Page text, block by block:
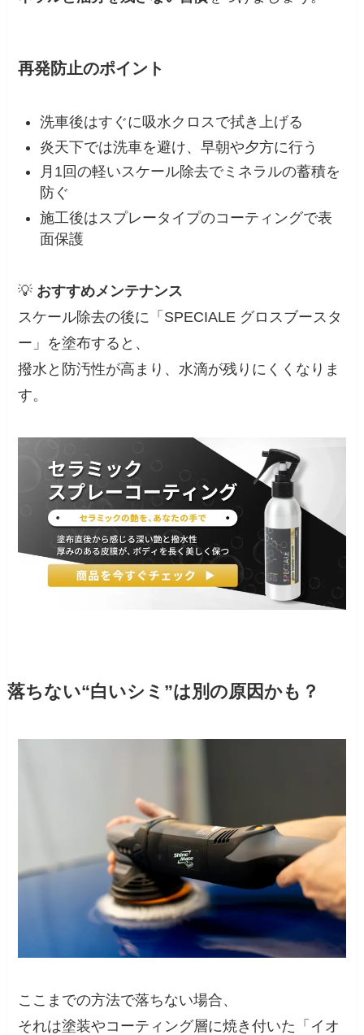
再発防止のポイント
洗車後はすぐに吸水クロスで拭き上げる
炎天下では洗車を避け、早朝や夕方に行う
月1回の軽いスケール除去でミネラルの蓄積を
防ぐ
施工後はスプレータイプのコーティングで表
面保護
💡 おすすめメンテナンス
スケール除去の後に「SPECIALE グロスブースタ
ー」を塗布すると、
撥水と防汚性が高まり、水滴が残りにくくなりま
す。
落ちない“白いシミ”は別の原因かも？
ここまでの方法で落ちない場合、
それは塗装やコーティング層に焼き付いた「イオ